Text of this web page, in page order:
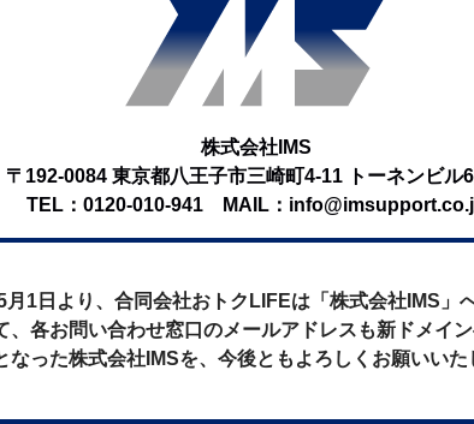
株式会社IMS
〒192-0084 東京都八王子市三崎町4-11
トーネンビル
TEL：0120-010-941
MAIL：
月1日より、合同会社おトクLIFEは「株式会社IMS」
、各お問い合わせ窓口のメールアドレスも新ドメイン
なった株式会社IMSを、今後ともよろしくお願いいた